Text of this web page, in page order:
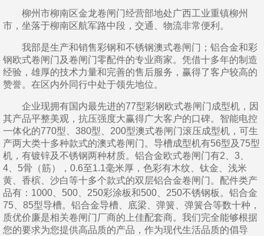
柳州市柳南区金龙卷闸门经营部地处广西工业重镇柳州
市，坐落于柳南区航军路中段，交通、物流非常便利。
我部是生产和销售彩钢和不锈钢澳式卷闸门；铝合金和彩
钢欧式卷闸门及卷闸门零配件的专业商家。凭借十多年的制造
经验，雄厚的技术力量和完善的售后服务，赢得了客户较高的
赞誉。在区内外同行中处于领先地位。
企业现拥有国内最先进的77型彩钢欧式卷闸门成型机，因
其产品平整美观，抗压强度大赢得广大客户的口碑。智能电控
一体化的770型、380型、200型澳式卷闸门滚压成型机，可生
产两大类十多种款式的澳式卷闸门。导槽成型机有56型及75型
机，有镀锌及不锈钢两种材质。铝合金欧式卷闸门有2、3、
4、5骨（筋），0.6至1.1毫米厚，色彩有木纹、钛金、浅米
黄、香槟、沙白等十多个款式的双层铝合金卷闸门。配件类产
品有：1000、500、250彩涂板和500、250不锈钢板。铝合金
75、85型导槽。铝合金导槽、底梁、弹簧、弹簧合等数十种，
质优价廉是相关卷闸门厂商的上佳配套商。我们完全能够根据
您的要求为您提供高品质的产品，作为现代生活品质的倡导